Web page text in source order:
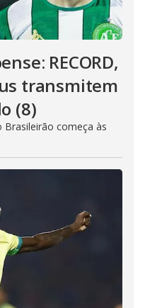
RECORD,
transmitem
(8)
Brasileirão começa às